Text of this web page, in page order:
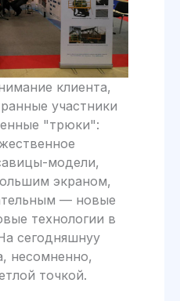
клиента,
участники
"​​трюки":
модели,
экраном,
— новые
технологии в
сегодняшнуу
несомненно,
точкой.